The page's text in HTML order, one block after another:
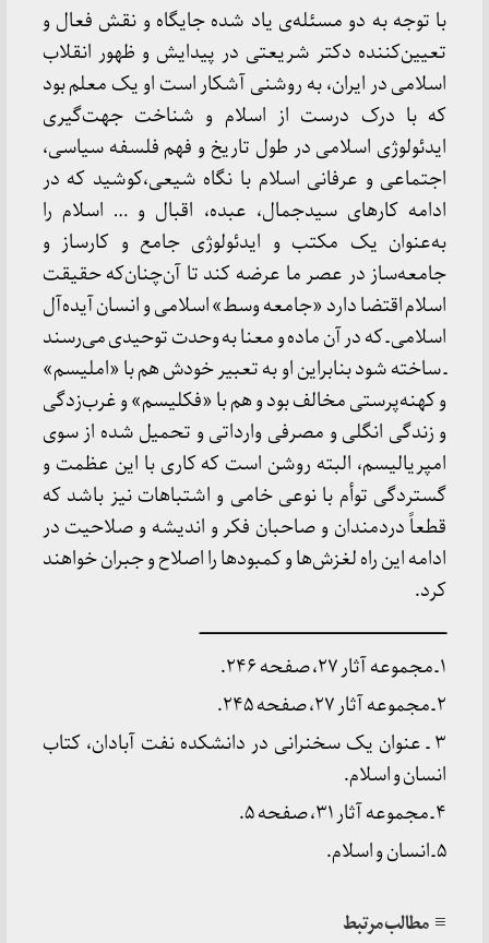
با توجه به دو مسئله‌ی یاد شده جایگاه و نقش فعال و
تعیین‌کننده دکتر شریعتی در پیدایش و ظهور انقلاب
اسلامی در ایران، به روشنی آشکار است او یک معلم بود
که با درک درست از اسلام و شناخت جهت‌گیری
ایدئولوژی اسلامی در طول تاریخ و فهم فلسفه سیاسی،
اجتماعی و عرفانی اسلام با نگاه شیعی،کوشید که در
ادامه کارهای سیدجمال، عبده، اقبال و … اسلام را
به‌عنوان یک مکتب و ایدئولوژی جامع و کارساز و
جامعه‌ساز در عصر ما عرضه کند تا آن‌چنان‌که حقیقت
اسلام اقتضا دارد «جامعه وسط» اسلامی و انسان آیده‌آل
اسلامی ـ که در آن ماده و معنا به وحدت توحیدی می‌رسند
ـ ساخته شود بنابراین او به تعبیر خودش هم با «املیسم»
و کهنه‌پرستی مخالف بود و هم با «فکلیسم» و غرب‌زدگی
و زندگی انگلی و مصرفی وارداتی و تحمیل شده از سوی
امپریالیسم، البته روشن است که کاری با این عظمت و
گستردگی توأم با نوعی خامی و اشتباهات نیز باشد که
قطعاً دردمندان و صاحبان فکر و اندیشه و صلاحیت در
ادامه این راه لغزش‌ها و کمبودها را اصلاح و جبران خواهند
کرد.
ـــــــــــــــــــــــــــــــــــــــــــــــــــــــــــــــــــــــــــــــــــــــــــــــــــــــــــــــــ
۱ ـ مجموعه آثار ۲۷، صفحه ۲۴۶.
۲ ـ مجموعه آثار ۲۷، صفحه ۲۴۵.
۳ ـ عنوان یک سخنرانی در دانشکده نفت آبادان، کتاب
انسان و اسلام.
۴ ـ مجموعه آثار ۳۱، صفحه ۵.
۵ ـ انسان و اسلام.
≡ مطالب مرتبط